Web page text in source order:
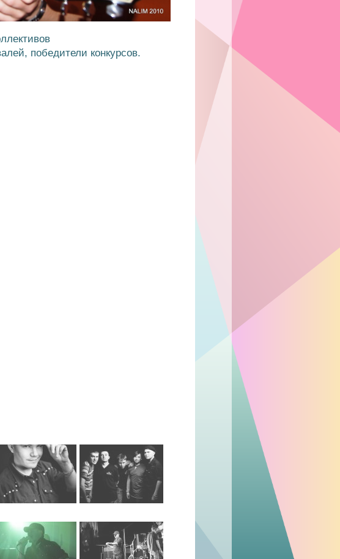
победители конкурсов.